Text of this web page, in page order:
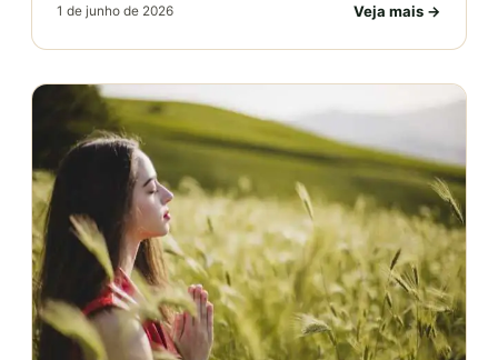
1 de junho de 2026 Veja mais →